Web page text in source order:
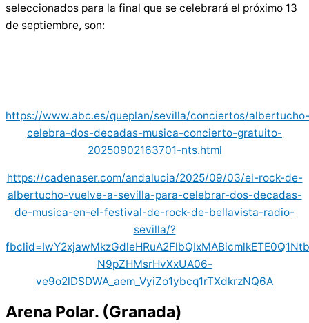
seleccionados para la final que se celebrará el próximo 13
de septiembre, son:
https://www.abc.es/queplan/sevilla/conciertos/albertucho-
celebra-dos-decadas-musica-concierto-gratuito-
20250902163701-nts.html
https://cadenaser.com/andalucia/2025/09/03/el-rock-de-
albertucho-vuelve-a-sevilla-para-celebrar-dos-decadas-
de-musica-en-el-festival-de-rock-de-bellavista-radio-
sevilla/?
N9pZHMsrHvXxUA06-
ve9o2lDSDWA_aem_VyiZo1ybcq1rTXdkrzNQ6A
Arena Polar. (Granada)